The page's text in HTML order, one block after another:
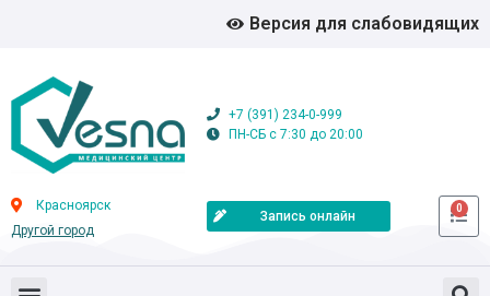
Версия для слабовидящих
+7 (391) 234-0-999
ПН-СБ с 7:30 до 20:00
Красноярск
Другой город
Запись онлайн
0